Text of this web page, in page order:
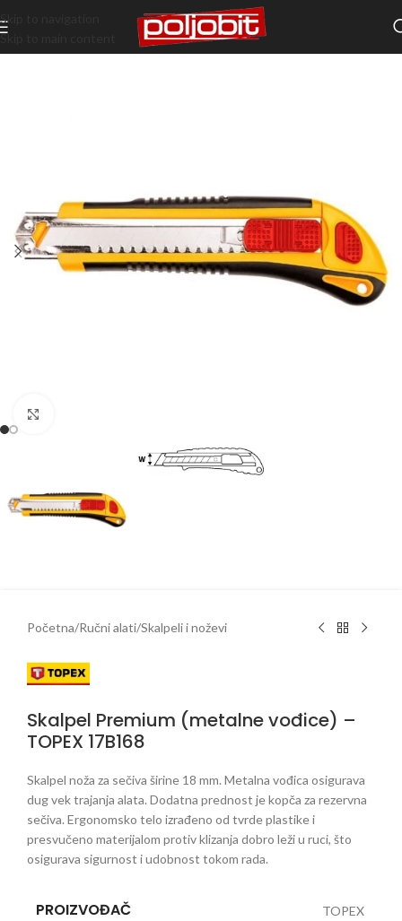
Skip to navigation
Skip to main content
Početna/Ručni alati/Skalpeli i noževi
Skalpel Premium (metalne vođice) –
TOPEX 17B168
Skalpel noža za sečiva širine 18 mm. Metalna vođica osigurava
dug vek trajanja alata. Dodatna prednost je kopča za rezervna
sečiva. Ergonomsko telo izrađeno od tvrde plastike i
presvučeno materijalom protiv klizanja dobro leži u ruci, što
osigurava sigurnost i udobnost tokom rada.
PROIZVOĐAČ TOPEX